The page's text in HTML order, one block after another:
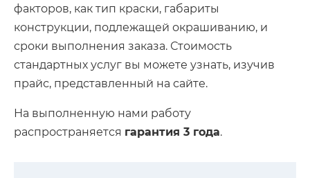
факторов, как тип краски, габариты
конструкции, подлежащей окрашиванию, и
сроки выполнения заказа. Стоимость
стандартных услуг вы можете узнать, изучив
прайс, представленный на сайте.
На выполненную нами работу
распространяется гарантия 3 года.